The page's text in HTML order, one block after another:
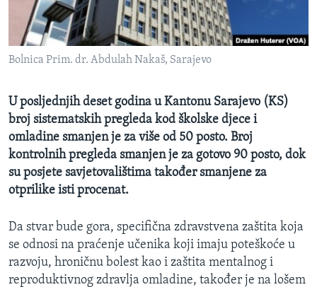
MAGAZIN
O GLASU AMERIKE
PRATITE NAS
Jezici
Bolnica Prim. dr. Abdulah Nakaš, Sarajevo
U posljednjih deset godina u Kantonu Sarajevo (KS)
broj sistematskih pregleda kod školske djece i
omladine smanjen je za više od 50 posto. Broj
kontrolnih pregleda smanjen je za gotovo 90 posto, dok
su posjete savjetovalištima također smanjene za
otprilike isti procenat.
Da stvar bude gora, specifična zdravstvena zaštita koja
se odnosi na praćenje učenika koji imaju poteškoće u
razvoju, hroničnu bolest kao i zaštita mentalnog i
reproduktivnog zdravlja omladine, također je na lošem